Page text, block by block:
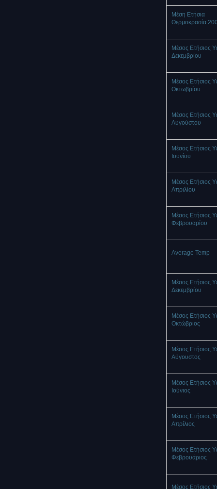
Μέση Ετήσια
Θερμοκρασία
Μέσος Ετήσιος
Δεκεμβρίου
Μέσος Ετήσιος
Οκτωβρίου
Μέσος Ετήσιος
Αυγούστου
Μέσος Ετήσιος
Ιουνίου
Μέσος Ετήσιος
Απριλίου
Μέσος Ετήσιος
Φεβρουαρίου
Average Temp
Μέσος Ετήσιος
Δεκεμβρίου
Μέσος Ετήσιος
Οκτώβριος
Μέσος Ετήσιος
Αύγουστος
Μέσος Ετήσιος
Ιούνιος
Μέσος Ετήσιος
Απρίλιος
Μέσος Ετήσιος
Φεβρουάριος
Μέσος Ετήσιος